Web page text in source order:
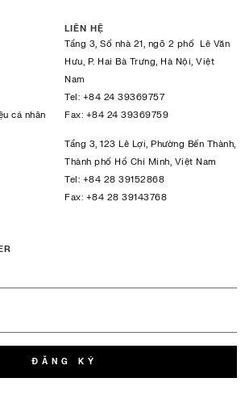
cá nhân
LIÊN HỆ
Tầng 3, Số nhà 21, ngõ 2 phố Lê Văn
Hưu, P. Hai Bà Trưng, Hà Nội, Việt
Nam
Tel: +84 24 39369757
Fax: +84 24 39369759
Tầng 3, 123 Lê Lợi, Phường Bến Thành,
Thành phố Hồ Chí Minh, Việt Nam
Tel: +84 28 39152868
Fax: +84 28 39143768
ĐĂNG KÝ